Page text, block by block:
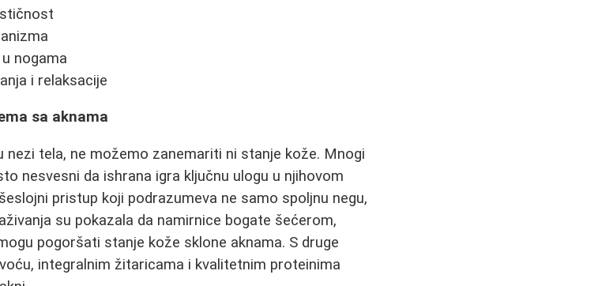
nogama
i relaksacije
sa aknama
tela, ne možemo zanemariti ni stanje kože. Mnogi
nesvesni da ishrana igra ključnu ulogu u njihovom
pristup koji podrazumeva ne samo spoljnu negu,
su pokazala da namirnice bogate šećerom,
pogoršati stanje kože sklone aknama. S druge
integralnim žitaricama i kvalitetnim proteinima